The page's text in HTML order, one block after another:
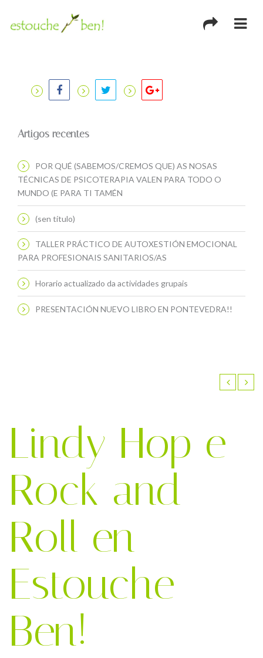
Artigos recentes
POR QUÉ (SABEMOS/CREMOS QUE) AS NOSAS
TÉCNICAS DE PSICOTERAPIA VALEN PARA TODO O
MUNDO (E PARA TI TAMÉN
(sen título)
TALLER PRÁCTICO DE AUTOXESTIÓN EMOCIONAL
PARA PROFESIONAIS SANITARIOS/AS
Horario actualizado da actividades grupais
PRESENTACIÓN NUEVO LIBRO EN PONTEVEDRA!!
Lindy Hop e
Rock and
Roll en
Estouche
Ben!